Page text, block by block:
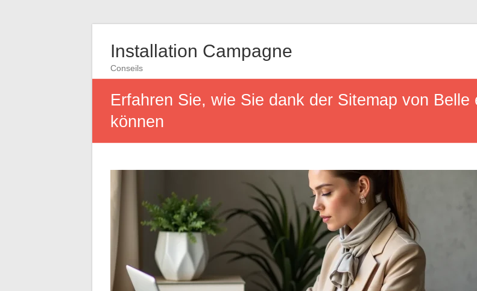
Installation Campagne
Conseils
Erfahren Sie, wie Sie dank der Sitemap von
können